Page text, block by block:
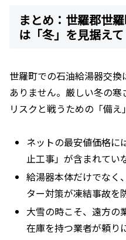
まとめ：世羅郡世
は「冬」を見据えて
世羅町での石油給湯器交
ありません。厳しい冬の
リスクと戦うための「備え
ネットの最安値価格に
止工事」が含まれてい
給湯器本体だけでなく
ター対策が凍結事故を
大雪の時こそ、遠方の
在庫を持つ業者が頼り